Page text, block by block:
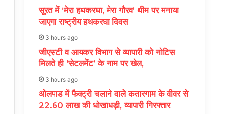
सूरत में ‘मेरा हथकरघा, मेरा गौरव’ थीम पर मनाया
जाएगा राष्ट्रीय हथकरघा दिवस
3 hours ago
जीएसटी व आयकर विभाग से व्यापारी को नोटिस
मिलते ही ‘सेटलमेंट’ के नाम पर खेल,
3 hours ago
ओलपाड में फैक्ट्री चलाने वाले कतारगाम के वीवर से
22.60 लाख की धोखाधड़ी, व्यापारी गिरफ्तार